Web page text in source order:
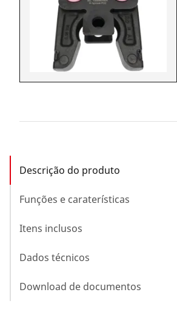
Descrição do produto
Funções e caraterísticas
Itens inclusos
Dados técnicos
Download de documentos